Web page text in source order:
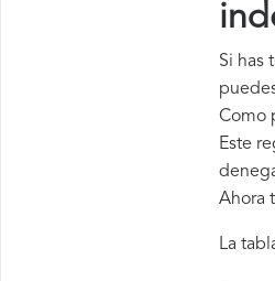
Si has
Como
Este
Ahora
La